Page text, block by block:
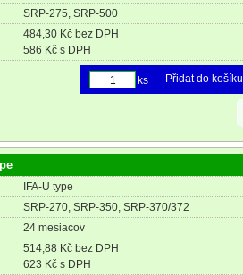
SRP-275, SRP-500
484,30 Kč bez DPH
586 Kč s DPH
Přidat do košíku
ks
IFA-U type
SRP-270, SRP-350, SRP-370/372
24 mesiacov
514,88 Kč bez DPH
623 Kč s DPH